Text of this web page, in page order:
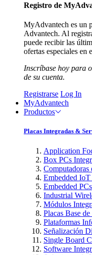
Registro de
MyAdvantech es un
Advantech. Al
puede recibir las
ofertas especiales en
Inscríbase hoy para
de su cuenta.
Registrarse Log In
MyAdvantech
Productos
Placas Integradas &
Application
Box PCs
Computadoras
Embedded
Embedded PCs
Industrial
Módulos
Placas Base
Plataformas
Señalización
Single Board
Software